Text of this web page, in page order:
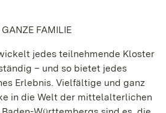
FAMILIE
jedes teilnehmende Kloster
– und so bietet jedes
Erlebnis. Vielfältige und ganz
in die Welt der mittelalterlichen